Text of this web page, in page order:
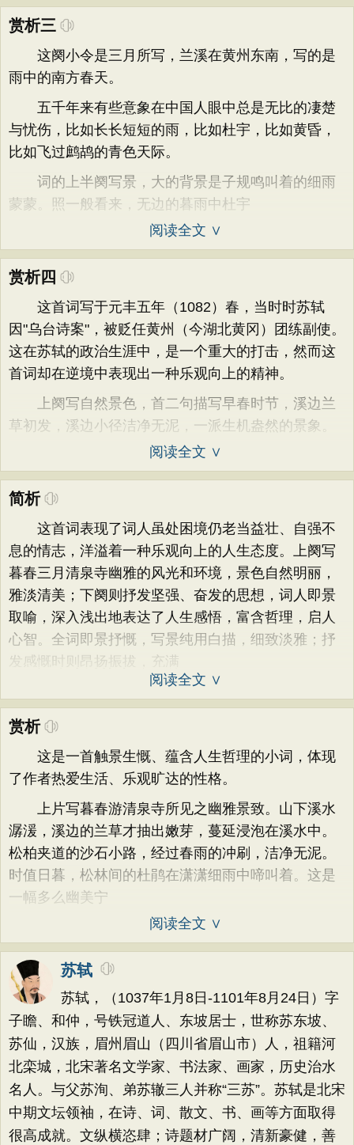
赏析三
这阕小令是三月所写，兰溪在黄州东南，写的是
雨中的南方春天。
五千年来有些意象在中国人眼中总是无比的凄楚
与忧伤，比如长长短短的雨，比如杜宇，比如黄昏，
比如飞过鹧鸪的青色天际。
词的上半阕写景，大的背景是子规鸣叫着的细雨
蒙蒙。照一般看来，无边的暮雨中杜宇
阅读全文 ∨
赏析四
这首词写于元丰五年（1082）春，当时时苏轼
因"乌台诗案"，被贬任黄州（今湖北黄冈）团练副使。
这在苏轼的政治生涯中，是一个重大的打击，然而这
首词却在逆境中表现出一种乐观向上的精神。
上阕写自然景色，首二句描写早春时节，溪边兰
草初发，溪边小径洁净无泥，一派生机盎然的景象。
阅读全文 ∨
简析
这首词表现了词人虽处困境仍老当益壮、自强不
息的情志，洋溢着一种乐观向上的人生态度。上阕写
暮春三月清泉寺幽雅的风光和环境，景色自然明丽，
雅淡清美；下阕则抒发坚强、奋发的思想，词人即景
取喻，深入浅出地表达了人生感悟，富含哲理，启人
心智。全词即景抒慨，写景纯用白描，细致淡雅；抒
发感慨时则昂扬振拔，充满
阅读全文 ∨
赏析
这是一首触景生慨、蕴含人生哲理的小词，体现
了作者热爱生活、乐观旷达的性格。
上片写暮春游清泉寺所见之幽雅景致。山下溪水
潺湲，溪边的兰草才抽出嫩芽，蔓延浸泡在溪水中。
松柏夹道的沙石小路，经过春雨的冲刷，洁净无泥。
时值日暮，松林间的杜鹃在潇潇细雨中啼叫着。这是
一幅多么幽美宁
阅读全文 ∨
苏轼
苏轼，（1037年1月8日-1101年8月24日）字
子瞻、和仲，号铁冠道人、东坡居士，世称苏东坡、
苏仙，汉族，眉州眉山（四川省眉山市）人，祖籍河
北栾城，北宋著名文学家、书法家、画家，历史治水
名人。与父苏洵、弟苏辙三人并称“三苏”。苏轼是北宋
中期文坛领袖，在诗、词、散文、书、画等方面取得
很高成就。文纵横恣肆；诗题材广阔，清新豪健，善